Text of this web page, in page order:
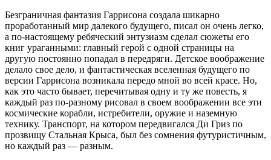
Безграничная фантазия Гаррисона создала шикарно
проработанный мир далекого будущего, писал он очень легко,
а по-настоящему ребяческий энтузиазм сделал сюжеты его
книг ураганными: главный герой с одной страницы на
другую постоянно попадал в передряги. Детское воображение
делало свое дело, и фантастическая вселенная будущего по
версии Гаррисона возникала передо мной во всей красе. Но,
как это часто бывает, перечитывая одну и ту же повесть, я
каждый раз по-разному рисовал в своем воображении все эти
космические корабли, истребители, оружие и наземную
технику. Транспорт, на котором передвигался Ди Гриз по
прозвищу Стальная Крыса, был без сомнения футуристичным,
но каждый раз — разным.